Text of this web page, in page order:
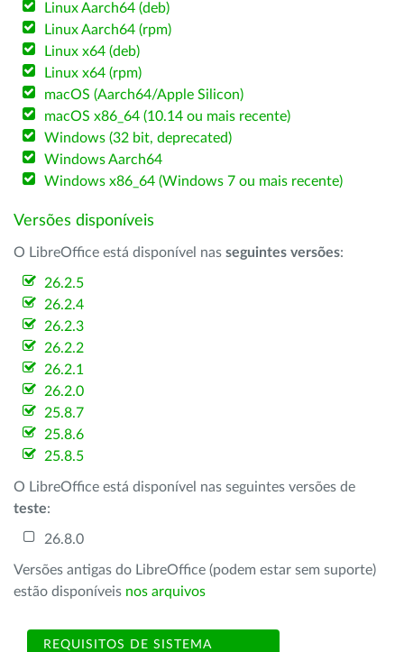
Linux Aarch64 (deb)
Linux Aarch64 (rpm)
Linux x64 (deb)
Linux x64 (rpm)
macOS (Aarch64/Apple Silicon)
macOS x86_64 (10.14 ou mais recente)
Windows (32 bit, deprecated)
Windows Aarch64
Windows x86_64 (Windows 7 ou mais recente)
Versões disponíveis
O LibreOffice está disponível nas seguintes versões:
26.2.5
26.2.4
26.2.3
26.2.2
26.2.1
26.2.0
25.8.7
25.8.6
25.8.5
O LibreOffice está disponível nas seguintes versões de
teste:
26.8.0
Versões antigas do LibreOffice (podem estar sem suporte)
estão disponíveis nos arquivos
REQUISITOS DE SISTEMA